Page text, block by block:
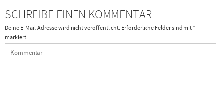
SCHREIBE EINEN KOMMENTAR
Deine E-Mail-Adresse wird nicht veröffentlicht. Erforderliche Felder sind mit*
markiert